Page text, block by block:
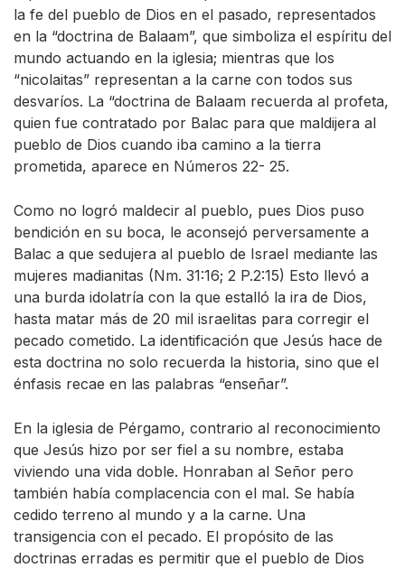
la fe del pueblo de Dios en el pasado, representados
en la “doctrina de Balaam”, que simboliza el espíritu del
mundo actuando en la iglesia; mientras que los
“nicolaitas” representan a la carne con todos sus
desvaríos. La “doctrina de Balaam recuerda al profeta,
quien fue contratado por Balac para que maldijera al
pueblo de Dios cuando iba camino a la tierra
prometida, aparece en Números 22- 25.
Como no logró maldecir al pueblo, pues Dios puso
bendición en su boca, le aconsejó perversamente a
Balac a que sedujera al pueblo de Israel mediante las
mujeres madianitas (Nm. 31:16; 2 P.2:15) Esto llevó a
una burda idolatría con la que estalló la ira de Dios,
hasta matar más de 20 mil israelitas para corregir el
pecado cometido. La identificación que Jesús hace de
esta doctrina no solo recuerda la historia, sino que el
énfasis recae en las palabras “enseñar”.
En la iglesia de Pérgamo, contrario al reconocimiento
que Jesús hizo por ser fiel a su nombre, estaba
viviendo una vida doble. Honraban al Señor pero
también había complacencia con el mal. Se había
cedido terreno al mundo y a la carne. Una
transigencia con el pecado. El propósito de las
doctrinas erradas es permitir que el pueblo de Dios